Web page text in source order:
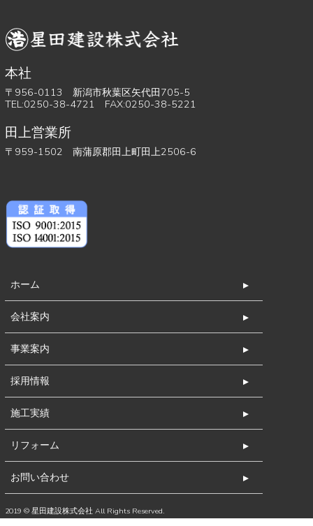
本社
〒956-0113 新潟市秋葉区矢代田705-5
TEL:0250-38-4721 FAX:0250-38-5221
田上営業所
〒959-1502 南蒲原郡田上町田上2506-6
ホーム
会社案内
事業案内
採用情報
施工実績
リフォーム
お問い合わせ
2019 © 星田建設株式会社 All Rights Reserved.